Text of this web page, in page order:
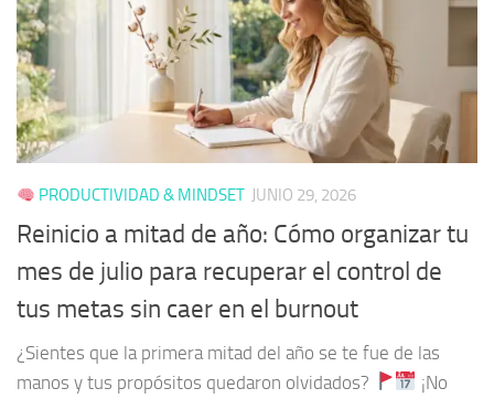
PRODUCTIVIDAD & MINDSET JUNIO 29, 2026
Reinicio a mitad de año: Cómo organizar tu
mes de julio para recuperar el control de
tus metas sin caer en el burnout
¿Sientes que la primera mitad del año se te fue de las
manos y tus propósitos quedaron olvidados?
¡No